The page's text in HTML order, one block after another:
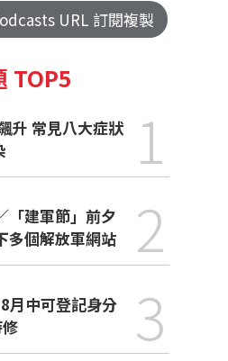
URL 訂閱複製
TOP5
1
「建軍節」前夕
多個解放軍網站
2
3